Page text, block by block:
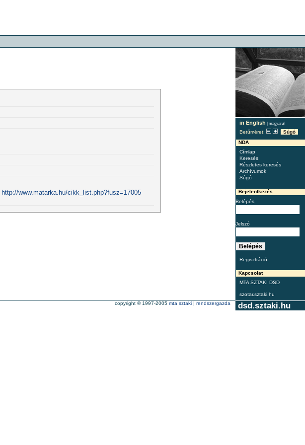
in English | magyarul
Betűméret:
Súgó
NDA
Címlap
Keresés
Részletes keresés
Archívumok
Súgó
Bejelentkezés
Belépés
Jelszó
Regisztráció
Kapcsolat
MTA SZTAKI DSD
szotar.sztaki.hu
http://www.matarka.hu/cikk_list.php?fusz=17005
dsd.sztaki.hu
copyright © 1997-2005 mta sztaki | rendszergazda